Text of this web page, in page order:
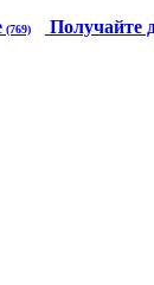
(769) Получайте